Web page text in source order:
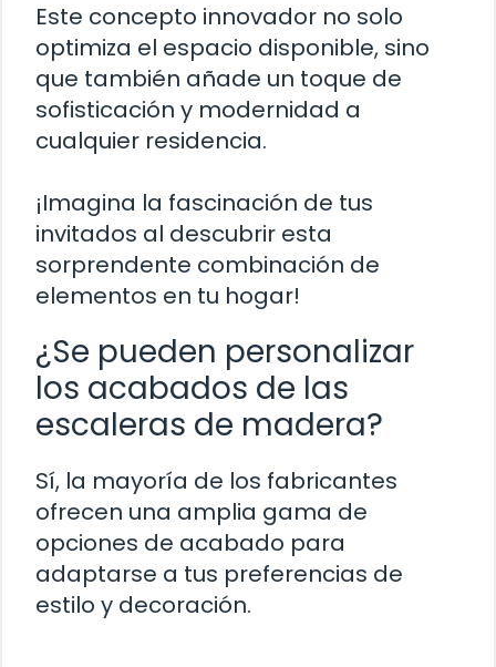
Este concepto innovador no solo
optimiza el espacio disponible, sino
que también añade un toque de
sofisticación y modernidad a
cualquier residencia.
¡Imagina la fascinación de tus
invitados al descubrir esta
sorprendente combinación de
elementos en tu hogar!
¿Se pueden personalizar
los acabados de las
escaleras de madera?
Sí, la mayoría de los fabricantes
ofrecen una amplia gama de
opciones de acabado para
adaptarse a tus preferencias de
estilo y decoración.